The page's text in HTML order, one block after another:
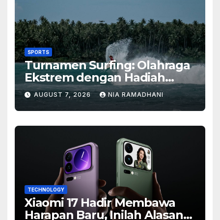
Besar
AUGUST 7, 2026 NIA RAMADHANI
TECHNOLOGY
Xiaomi 17 Hadir Membawa
Harapan Baru, Inilah Alasan
Banyak Orang Menantikan
Ponsel Flagship Ini
AUGUST 5, 2026 DANIEL